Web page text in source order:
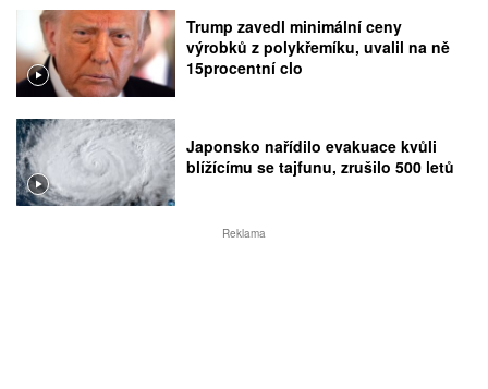
Trump zavedl minimální ceny
výrobků z polykřemíku, uvalil na ně
15procentní clo
Japonsko nařídilo evakuace kvůli
blížícímu se tajfunu, zrušilo 500 letů
Reklama